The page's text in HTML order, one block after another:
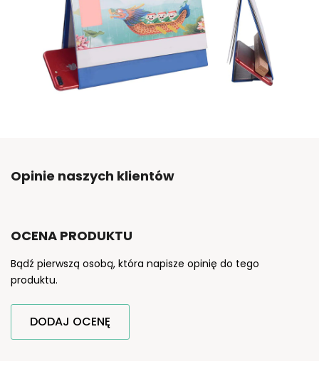
Opinie naszych klientów
OCENA PRODUKTU
Bądź pierwszą osobą, która napisze opinię do tego
produktu.
DODAJ OCENĘ